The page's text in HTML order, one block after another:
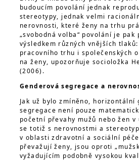
budoucím povolání jednak
stereotypy, jednak velmi
nerovnosti, které ženy na trhu
„svobodná volba“ povolání je pak
výsledkem různých vnějších
pracovního trhu i společenských
na ženy, upozorňuje socioložka
(2006).
Genderová segregace a
Jak už bylo zmíněno, horizontální
segregace není pouze
početní převahy mužů nebo žen
se totiž s nerovnostmi a
v oblasti zdravotní a sociální
převažují ženy, jsou oproti
vyžadujícím podobně vysokou